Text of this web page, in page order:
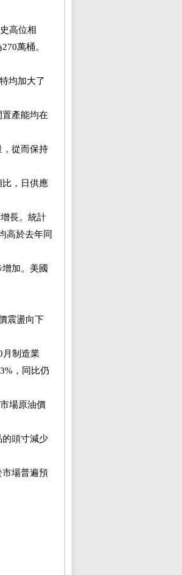
高位相
萬桶。
均加大了
產能均在
，從而保持
比，日供應
長。統計
高於去年同
加。美國
震盪向下
月制造業
，同比仍
場原油價
頭寸減少
場普遍預